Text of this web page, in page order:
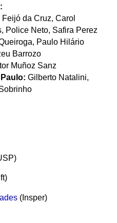
da Cruz, Carol
Police Neto, Safira Perez
Paulo Hilário
Barrozo
Muñoz Sanz
Gilberto Natalini,
(Insper)